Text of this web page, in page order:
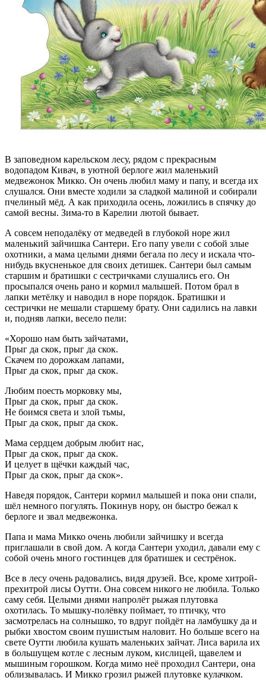
В заповедном карельском лесу, рядом с прекрасным
водопадом Кивач, в уютной берлоге жил маленький
медвежонок Микко. Он очень любил маму и папу, и всегда их
слушался. Они вместе ходили за сладкой малиной и собирали
пчелиный мёд. А как приходила осень, ложились в спячку до
самой весны. Зима-то в Карелии лютой бывает.
А совсем неподалёку от медведей в глубокой норе жил
маленький зайчишка Сантери. Его папу увели с собой злые
охотники, а мама целыми днями бегала по лесу и искала что-
нибудь вкусненькое для своих детишек. Сантери был самым
старшим и братишки с сестричками слушались его. Он
просыпался очень рано и кормил малышей. Потом брал в
лапки метёлку и наводил в норе порядок. Братишки и
сестрички не мешали старшему брату. Они садились на лавки
и, подняв лапки, весело пели:
«Хорошо нам быть зайчатами,
Прыг да скок, прыг да скок.
Скачем по дорожкам лапами,
Прыг да скок, прыг да скок.
Любим поесть морковку мы,
Прыг да скок, прыг да скок.
Не боимся света и злой тьмы,
Прыг да скок, прыг да скок.
Мама сердцем добрым любит нас,
Прыг да скок, прыг да скок.
И целует в щёчки каждый час,
Прыг да скок, прыг да скок».
Наведя порядок, Сантери кормил малышей и пока они спали,
шёл немного погулять. Покинув нору, он быстро бежал к
берлоге и звал медвежонка.
Папа и мама Микко очень любили зайчишку и всегда
приглашали в свой дом. А когда Сантери уходил, давали ему с
собой очень много гостинцев для братишек и сестрёнок.
Все в лесу очень радовались, видя друзей. Все, кроме хитрой-
прехитрой лисы Оутти. Она совсем никого не любила. Только
саму себя. Целыми днями напролёт рыжая плутовка
охотилась. То мышку-полёвку поймает, то птичку, что
засмотрелась на солнышко, то вдруг пойдёт на ламбушку да и
рыбки хвостом своим пушистым наловит. Но больше всего на
свете Оутти любила кушать маленьких зайчат. Лиса варила их
в большущем котле с лесным луком, кислицей, щавелем и
мышиным горошком. Когда мимо неё проходил Сантери, она
облизывалась. И Микко грозил рыжей плутовке кулачком.